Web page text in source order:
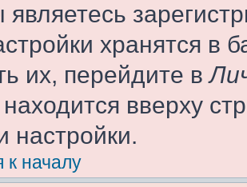
являетесь
хранятся в
их, перейдите в
вверху
настройки.
к началу